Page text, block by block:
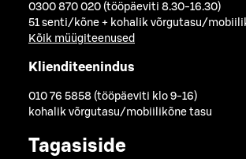
0300 870 020 (tööpäeviti 8.30-16.30)
51 senti/kõne + kohalik võrgutasu/
Kõik müügiteenused
Klienditeenindus
010 76 5858 (tööpäeviti klo 9-16)
kohalik võrgutasu/mobiilikõne tasu
Tagasiside